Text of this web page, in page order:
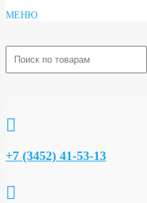

+7 (3452) 41-53-13
